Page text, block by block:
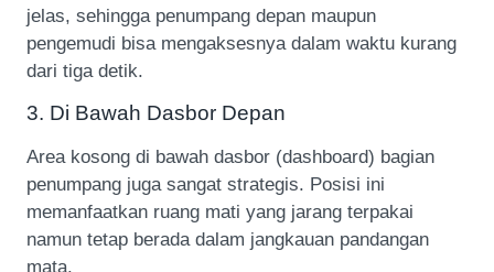
jelas, sehingga penumpang depan maupun
pengemudi bisa mengaksesnya dalam waktu kurang
dari tiga detik.
3. Di Bawah Dasbor Depan
Area kosong di bawah dasbor (dashboard) bagian
penumpang juga sangat strategis. Posisi ini
memanfaatkan ruang mati yang jarang terpakai
namun tetap berada dalam jangkauan pandangan
mata.